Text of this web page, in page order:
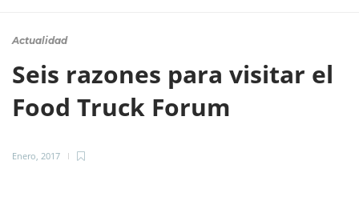
Actualidad
Seis razones para visitar el
Food Truck Forum
Enero, 2017